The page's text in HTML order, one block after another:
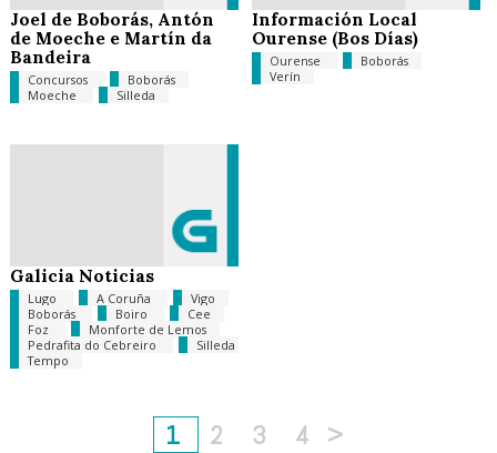
Joel de Boborás, Antón
de Moeche e Martín da
Bandeira
Concursos
Boborás
Moeche
Silleda
Información Local
Ourense (Bos Días)
Ourense
Boborás
Verín
Galicia Noticias
Lugo A Coruña
Vigo
Boborás
Boiro
Cee
Foz
Monforte de Lemos
Pedrafita do Cebreiro
Silleda
Tempo
1 2 3 4 >